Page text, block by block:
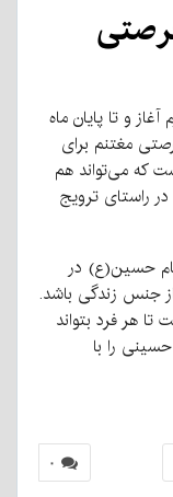
و تا پایان ماه
فرصتی مغتنم برای
که می‌تواند هم
راستای ترویج
حسین(ع) در
جنس زندگی باشد.
هر فرد بتواند
را با
۰